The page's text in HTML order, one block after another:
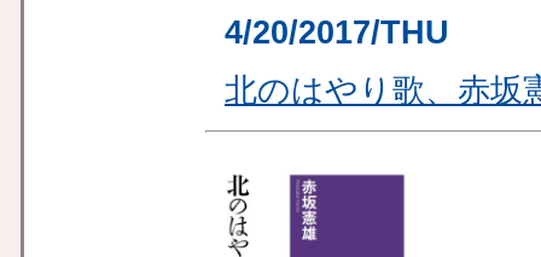
4/20/2017/THU
北のはやり歌、赤坂